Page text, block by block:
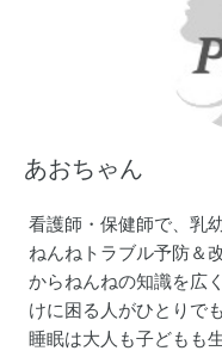
あおちゃん
看護師・保健師で、乳
ねんねトラブル予防＆
からねんねの知識を広
けに困る人がひとりで
睡眠は大人も子どもも